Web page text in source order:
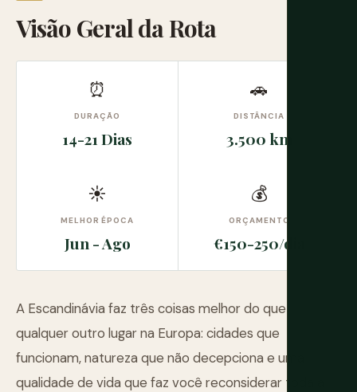
Visão Geral da Rota
⏰
DURAÇÃO
14-21 Dias
🚗
DISTÂNCIA
3.500 km
☀
MELHOR ÉPOCA
Jun - Ago
💰
ORÇAMENTO
€150-250/dia
A Escandinávia faz três coisas melhor do que
qualquer outro lugar na Europa: cidades que
funcionam, natureza que não decepciona e uma
qualidade de vida que faz você reconsiderar toda a